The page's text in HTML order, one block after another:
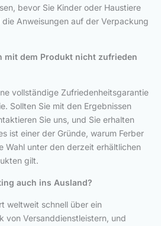
bevor Sie Kinder oder Haustiere
die Anweisungen auf der Verpackung
mit dem Produkt nicht zufrieden
vollständige Zufriedenheitsgarantie
Sollten Sie mit den Ergebnissen
Sie uns, und Sie erhalten
ist einer der Gründe, warum Ferber
Wahl unter den derzeit erhältlichen
gilt.
auch ins Ausland?
weltweit schnell über ein
von Versanddienstleistern, und